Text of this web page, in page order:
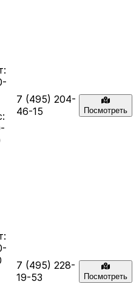
7 (495) 204-
46-15
Посмотреть
7 (495) 228-
19-53
Посмотреть